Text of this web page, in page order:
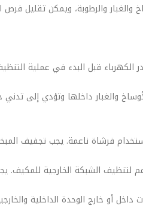
والغبار داخلها وتؤدي إلى
أو خارج الوحدة الداخلية